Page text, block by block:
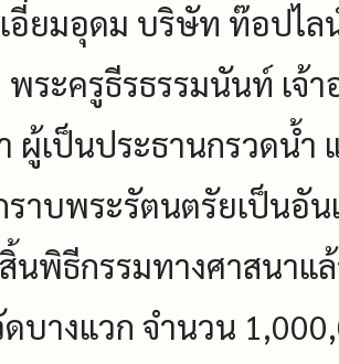
อี่ยมอุดม บริษัท ท๊อปไ
ระครูธีรธรรมนันท์ เจ้
ผู้เป็นประธานกรวดน้ำ
าบพระรัตนตรัยเป็นอัน
สิ้นพิธีกรรมทางศาสนา
ดบางแวก จำนวน